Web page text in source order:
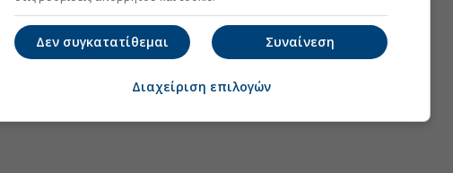
Συναίνεση
Δεν συγκατατίθεμαι
Διαχείριση επιλογών